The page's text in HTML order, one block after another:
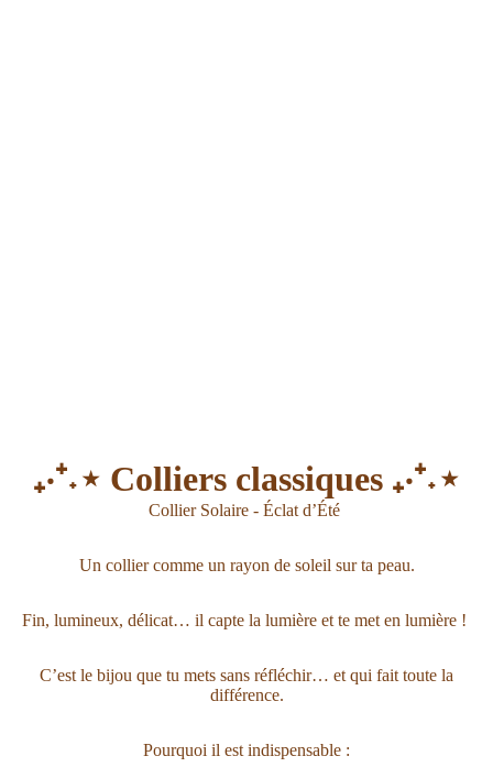
₊‧⁺˖⋆ Colliers classiques ₊‧⁺˖⋆
Collier Solaire - Éclat d’Été
Un collier comme un rayon de soleil sur ta peau.
Fin, lumineux, délicat… il capte la lumière et te met en lumière !
C’est le bijou que tu mets sans réfléchir… et qui fait toute la
différence.
Pourquoi il est indispensable :